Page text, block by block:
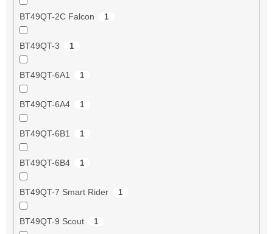
BT49QT-2C Falcon 1
BT49QT-3 1
BT49QT-6A1 1
BT49QT-6A4 1
BT49QT-6B1 1
BT49QT-6B4 1
BT49QT-7 Smart Rider 1
BT49QT-9 Scout 1